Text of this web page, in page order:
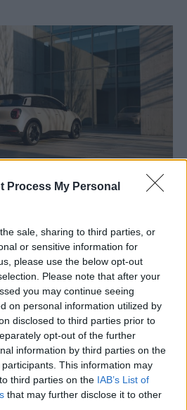
Process My Personal
sale, sharing to third parties, or
or sensitive information for
please use the below opt-out
Please note that after your
you may continue seeing
on personal information utilized by
disclosed to third parties prior to
opt-out of the further
information by third parties on the
participants. This information may
third parties on the IAB’s List of
that may further disclose it to other
στην Ευρώπη,στις σύγχρονες
στην Αυστρία, ενισχύοντας τη
GAC στην ευρωπαϊκή αγορά. Η
αποτελεί μέρος της ευρύτερης
Europe, Serving Europe»,
ποιότητας και αξιοπιστίας,
του μοντέλου στις ανάγκες